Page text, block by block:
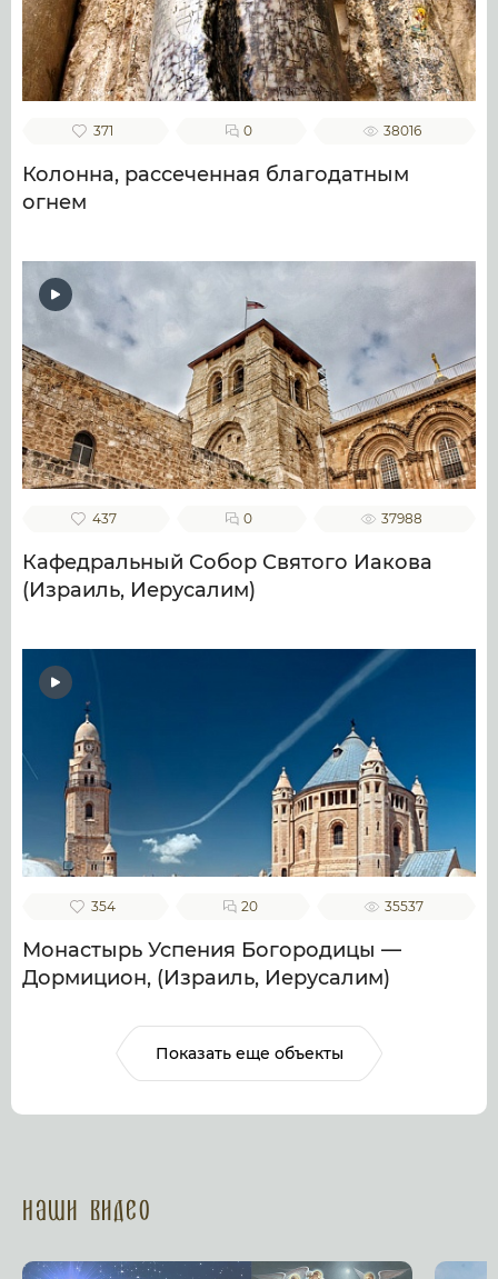
371 0 38016
Колонна, рассеченная благодатным
огнем
437 0 37988
Кафедральный Собор Святого Иакова
(Израиль, Иерусалим)
354 20 35537
Монастырь Успения Богородицы —
Дормицион, (Израиль, Иерусалим)
Показать еще объекты
Наши Видео